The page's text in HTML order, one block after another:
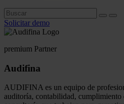
Solicitar demo
premium Partner
Audifina
AUDIFINA es un equipo de
auditoría, contabilidad,